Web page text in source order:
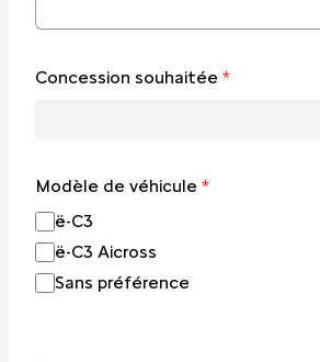
Concession souhaitée *
Modèle de véhicule *
ë-C3
ë-C3 Aicross
Sans préférence